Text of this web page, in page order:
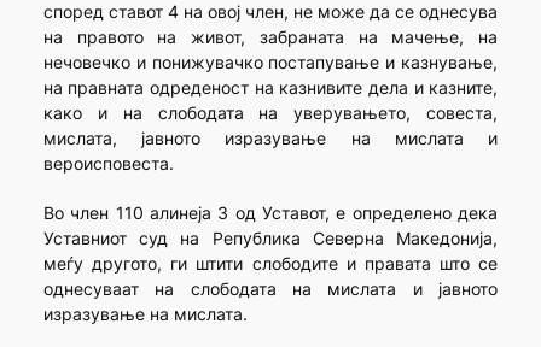
според ставот 4 на овој член, не може да се однесува
на правото на живот, забраната на мачење, на
нечовечко и понижувачко постапување и казнување,
на правната одреденост на казнивите дела и казните,
како и на слободата на уверувањето, совеста,
мислата, јавното изразување на мислата и
вероисповеста.
Во член 110 алинеја 3 од Уставот, е определено дека
Уставниот суд на Република Северна Македонија,
меѓу другото, ги штити слободите и правата што се
однесуваат на слободата на мислата и јавното
изразување на мислата.